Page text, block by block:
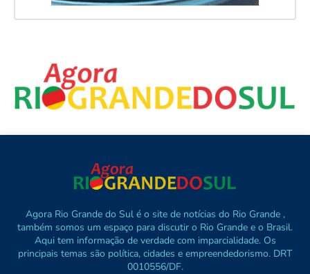
Agora Rio Grande do Sul é o site de notícias do Rio Grande ,
também somos um espaço para discutir o Rio Grande e o Brasil.
Aqui tem informação de verdade com imparcialidade. Os
principais temas são política, cidades e empreendedorismo. DRT
0010556/DF.